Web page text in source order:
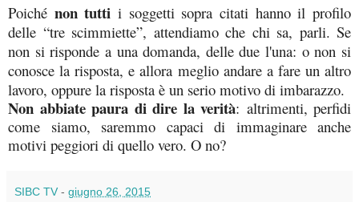
Poiché non tutti i soggetti sopra citati hanno il profilo
delle “tre scimmiette”, attendiamo che chi sa, parli. Se
non si risponde a una domanda, delle due l'una: o non si
conosce la risposta, e allora meglio andare a fare un altro
lavoro, oppure la risposta è un serio motivo di imbarazzo.
Non abbiate paura di dire la verità: altrimenti, perfidi
come siamo, saremmo capaci di immaginare anche
motivi peggiori di quello vero. O no?
SIBC TV - giugno 26, 2015